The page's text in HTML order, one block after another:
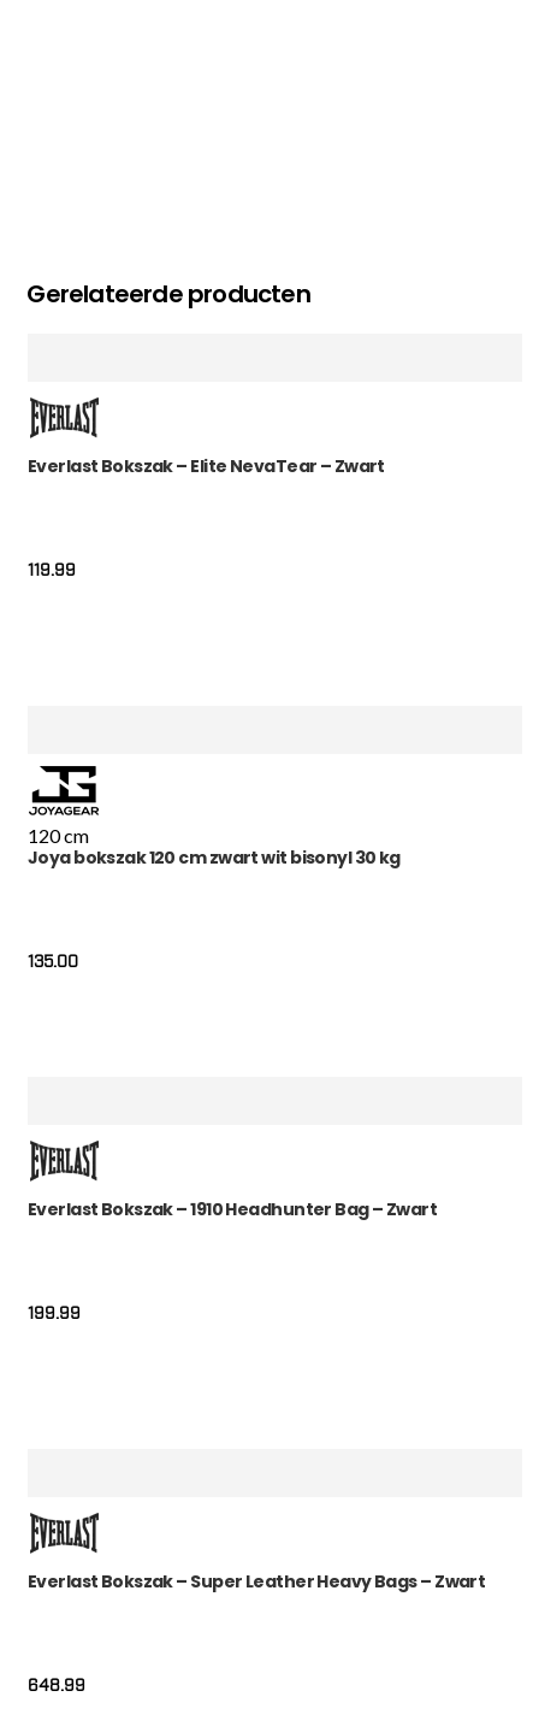
Gerelateerde producten
Everlast Bokszak – Elite NevaTear – Zwart
119.99
120 cm
Joya bokszak 120 cm zwart wit bisonyl 30 kg
135.00
Everlast Bokszak – 1910 Headhunter Bag – Zwart
199.99
Everlast Bokszak – Super Leather Heavy Bags – Zwart
648.99